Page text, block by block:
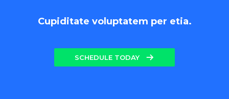
Cupiditate voluptatem per etia.
SCHEDULE TODAY